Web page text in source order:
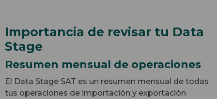
Importancia de revisar tu Data
Stage
Resumen mensual de operaciones
El Data Stage SAT es un resumen mensual de todas
tus operaciones de importación y exportación